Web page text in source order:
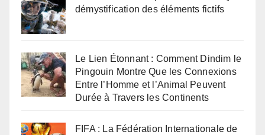
démystification des éléments fictifs
Le Lien Étonnant : Comment Dindim le
Pingouin Montre Que les Connexions
Entre l’Homme et l’Animal Peuvent
Durée à Travers les Continents
FIFA : La Fédération Internationale de